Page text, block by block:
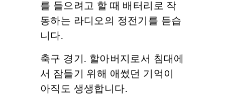
를 들으려고 할 때 배터리로 작
동하는 라디오의 정전기를 듣습
니다.
축구 경기. 할아버지로서 침대에
서 잠들기 위해 애썼던 기억이
아직도 생생합니다.